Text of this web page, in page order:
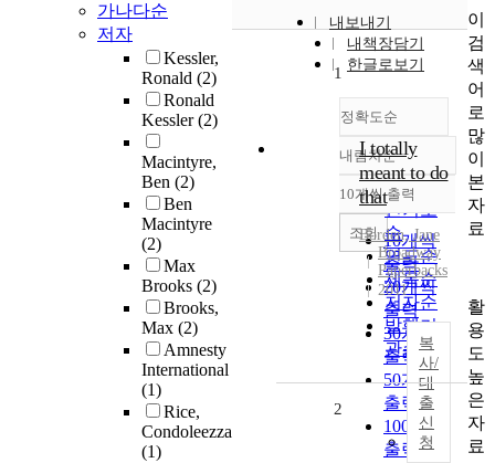
가나다순
저자
Kessler,
Ronald (2)
Ronald
Kessler(2)
Macintyre,
Ben (2)
Ben
Macintyre
(2)
Max
Brooks (2)
Brooks,
Max (2)
Amnesty
International
(1)
Rice,
Condoleezza
(1)
내보내기
내책장담기
한글로보기
정확도순
정확도
순
인기도
순
연도순
제목순
저자순
발행기
관순
내림차순
내림차순
10개씩 출력
10개씩
출력
20개씩
출력
30개씩
출력
50개씩
출력
100개씩
출력
조회
1
I totally
meant to do
that
Borden, Jane
Broadway
Paperbacks
2011
복
사/
대
출
신
청
2
이
검
색
어
로
많
이
본
자
료
활
용
도
높
은
자
료